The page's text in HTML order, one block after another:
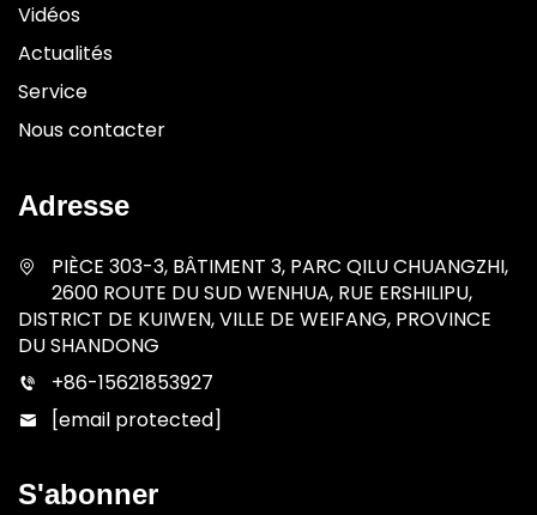
Vidéos
Actualités
Service
Nous contacter
Adresse
PIÈCE 303-3, BÂTIMENT 3, PARC QILU CHUANGZHI,
2600 ROUTE DU SUD WENHUA, RUE ERSHILIPU,
DISTRICT DE KUIWEN, VILLE DE WEIFANG, PROVINCE
DU SHANDONG
+86-15621853927
[email protected]
S'abonner